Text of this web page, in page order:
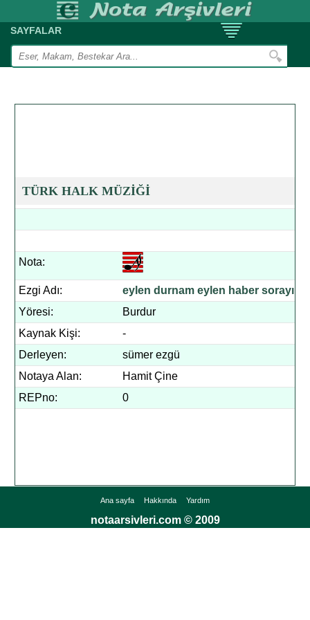
SAYFALAR
TÜRK HALK MÜZİĞİ
Nota:
Ezgi Adı:
eylen durnam eylen haber sorayım
Yöresi:
Burdur
Kaynak Kişi:
-
Derleyen:
sümer ezgü
Notaya Alan:
Hamit Çine
REPno:
0
Ana sayfa Hakkında Yardım
notaarsivleri.com © 2009